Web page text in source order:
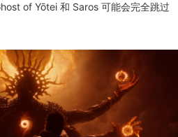
of Yōtei 和 Saros 可能会完全跳过